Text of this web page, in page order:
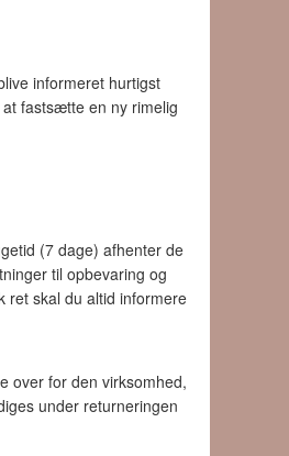
informeret hurtigst
fastsætte en ny rimelig
(7 dage) afhenter de
til opbevaring og
ret skal du altid informere
over for den virksomhed,
under returneringen